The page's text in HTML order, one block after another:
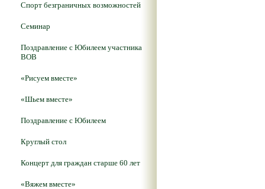
Спорт безграничных возможностей
Семинар
Поздравление с Юбилеем участника
ВОВ
«Рисуем вместе»
«Шьем вместе»
Поздравление с Юбилеем
Круглый стол
Концерт для граждан старше 60 лет
«Вяжем вместе»